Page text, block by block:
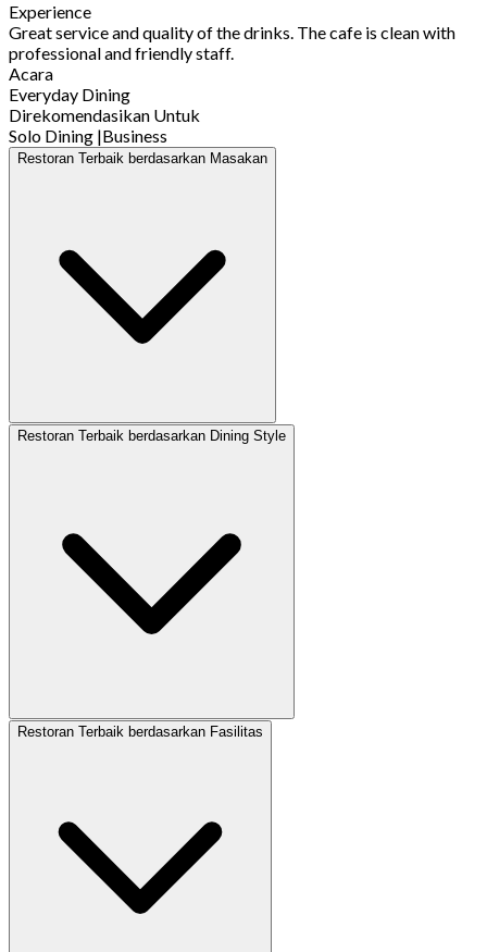
Experience
Great service and quality of the drinks. The cafe is clean with
professional and friendly staff.
Acara
Everyday Dining
Direkomendasikan Untuk
Solo Dining |Business
Restoran Terbaik berdasarkan Masakan
Restoran Terbaik berdasarkan Dining Style
Restoran Terbaik berdasarkan Fasilitas